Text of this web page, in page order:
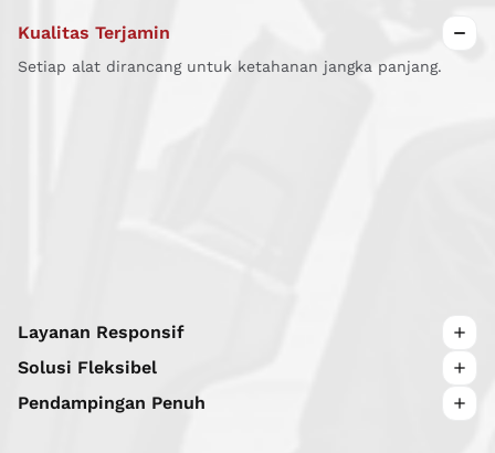
Kualitas Terjamin
Setiap alat dirancang untuk ketahanan jangka panjang.
Layanan Responsif
Bantuan cepat untuk menjaga kelancaran operasional
Solusi Fleksibel
Mendukung berbagai jenis kendaraan dan sistem kerja.
Pendampingan Penuh